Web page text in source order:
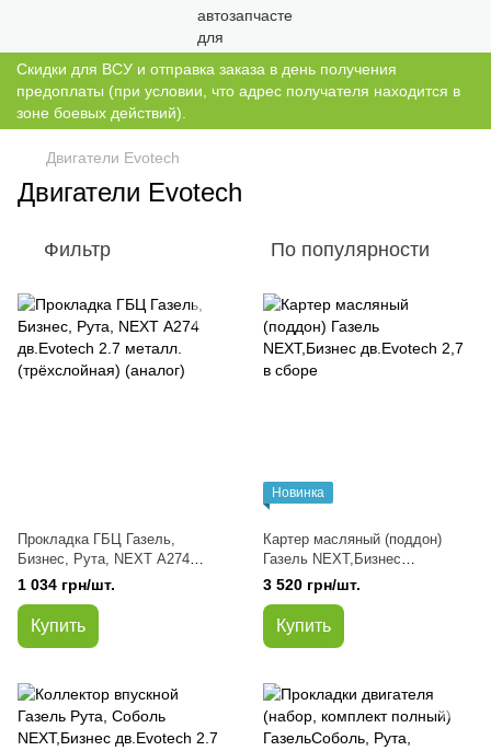
Скидки для ВСУ и отправка заказа в день получения
предоплаты (при условии, что адрес получателя находится в
зоне боевых действий).
Двигатели Evotech
Двигатели Evotech
Фильтр По популярности
Прокладка ГБЦ Газель,
Бизнес, Рута, NEXT А274
дв.Evotech 2.7 металл.
(трёхслойная) (аналог)
1 034 грн/шт.
Купить
Новинка
Картер масляный (поддон)
Газель NEXT,Бизнес
дв.Evotech 2,7 в сборе
3 520 грн/шт.
Купить